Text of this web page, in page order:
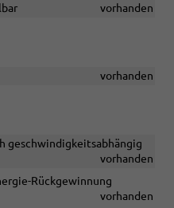
vorhanden
vorhanden
geschwindigkeitsabhängig
vorhanden
Rückgewinnung
vorhanden